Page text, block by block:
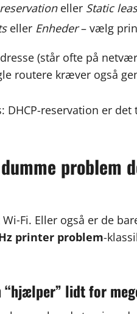
eller Static
eller Enheder– vælg
(står ofte på
routere kræver også
DHCP-reservation er
problem
Eller også er de
printer problem-
“hjælper” lidt for